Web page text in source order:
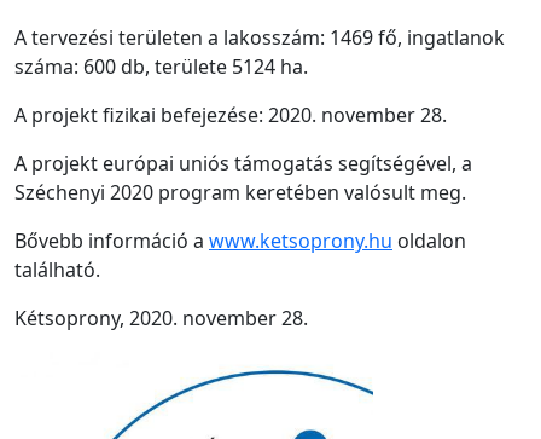
A tervezési területen a lakosszám: 1469 fő, ingatlanok
száma: 600 db, területe 5124 ha.
A projekt fizikai befejezése: 2020. november 28.
A projekt európai uniós támogatás segítségével, a
Széchenyi 2020 program keretében valósult meg.
Bővebb információ a www.ketsoprony.hu oldalon
található.
Kétsoprony, 2020. november 28.